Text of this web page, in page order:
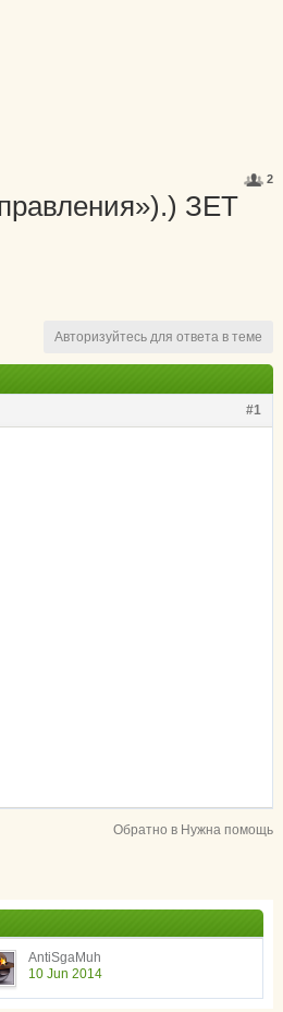
2
ЗЕТ
Авторизуйтесь для ответа в теме
#1
Обратно в Нужна помощь
AntiSgaMuh
10 Jun 2014